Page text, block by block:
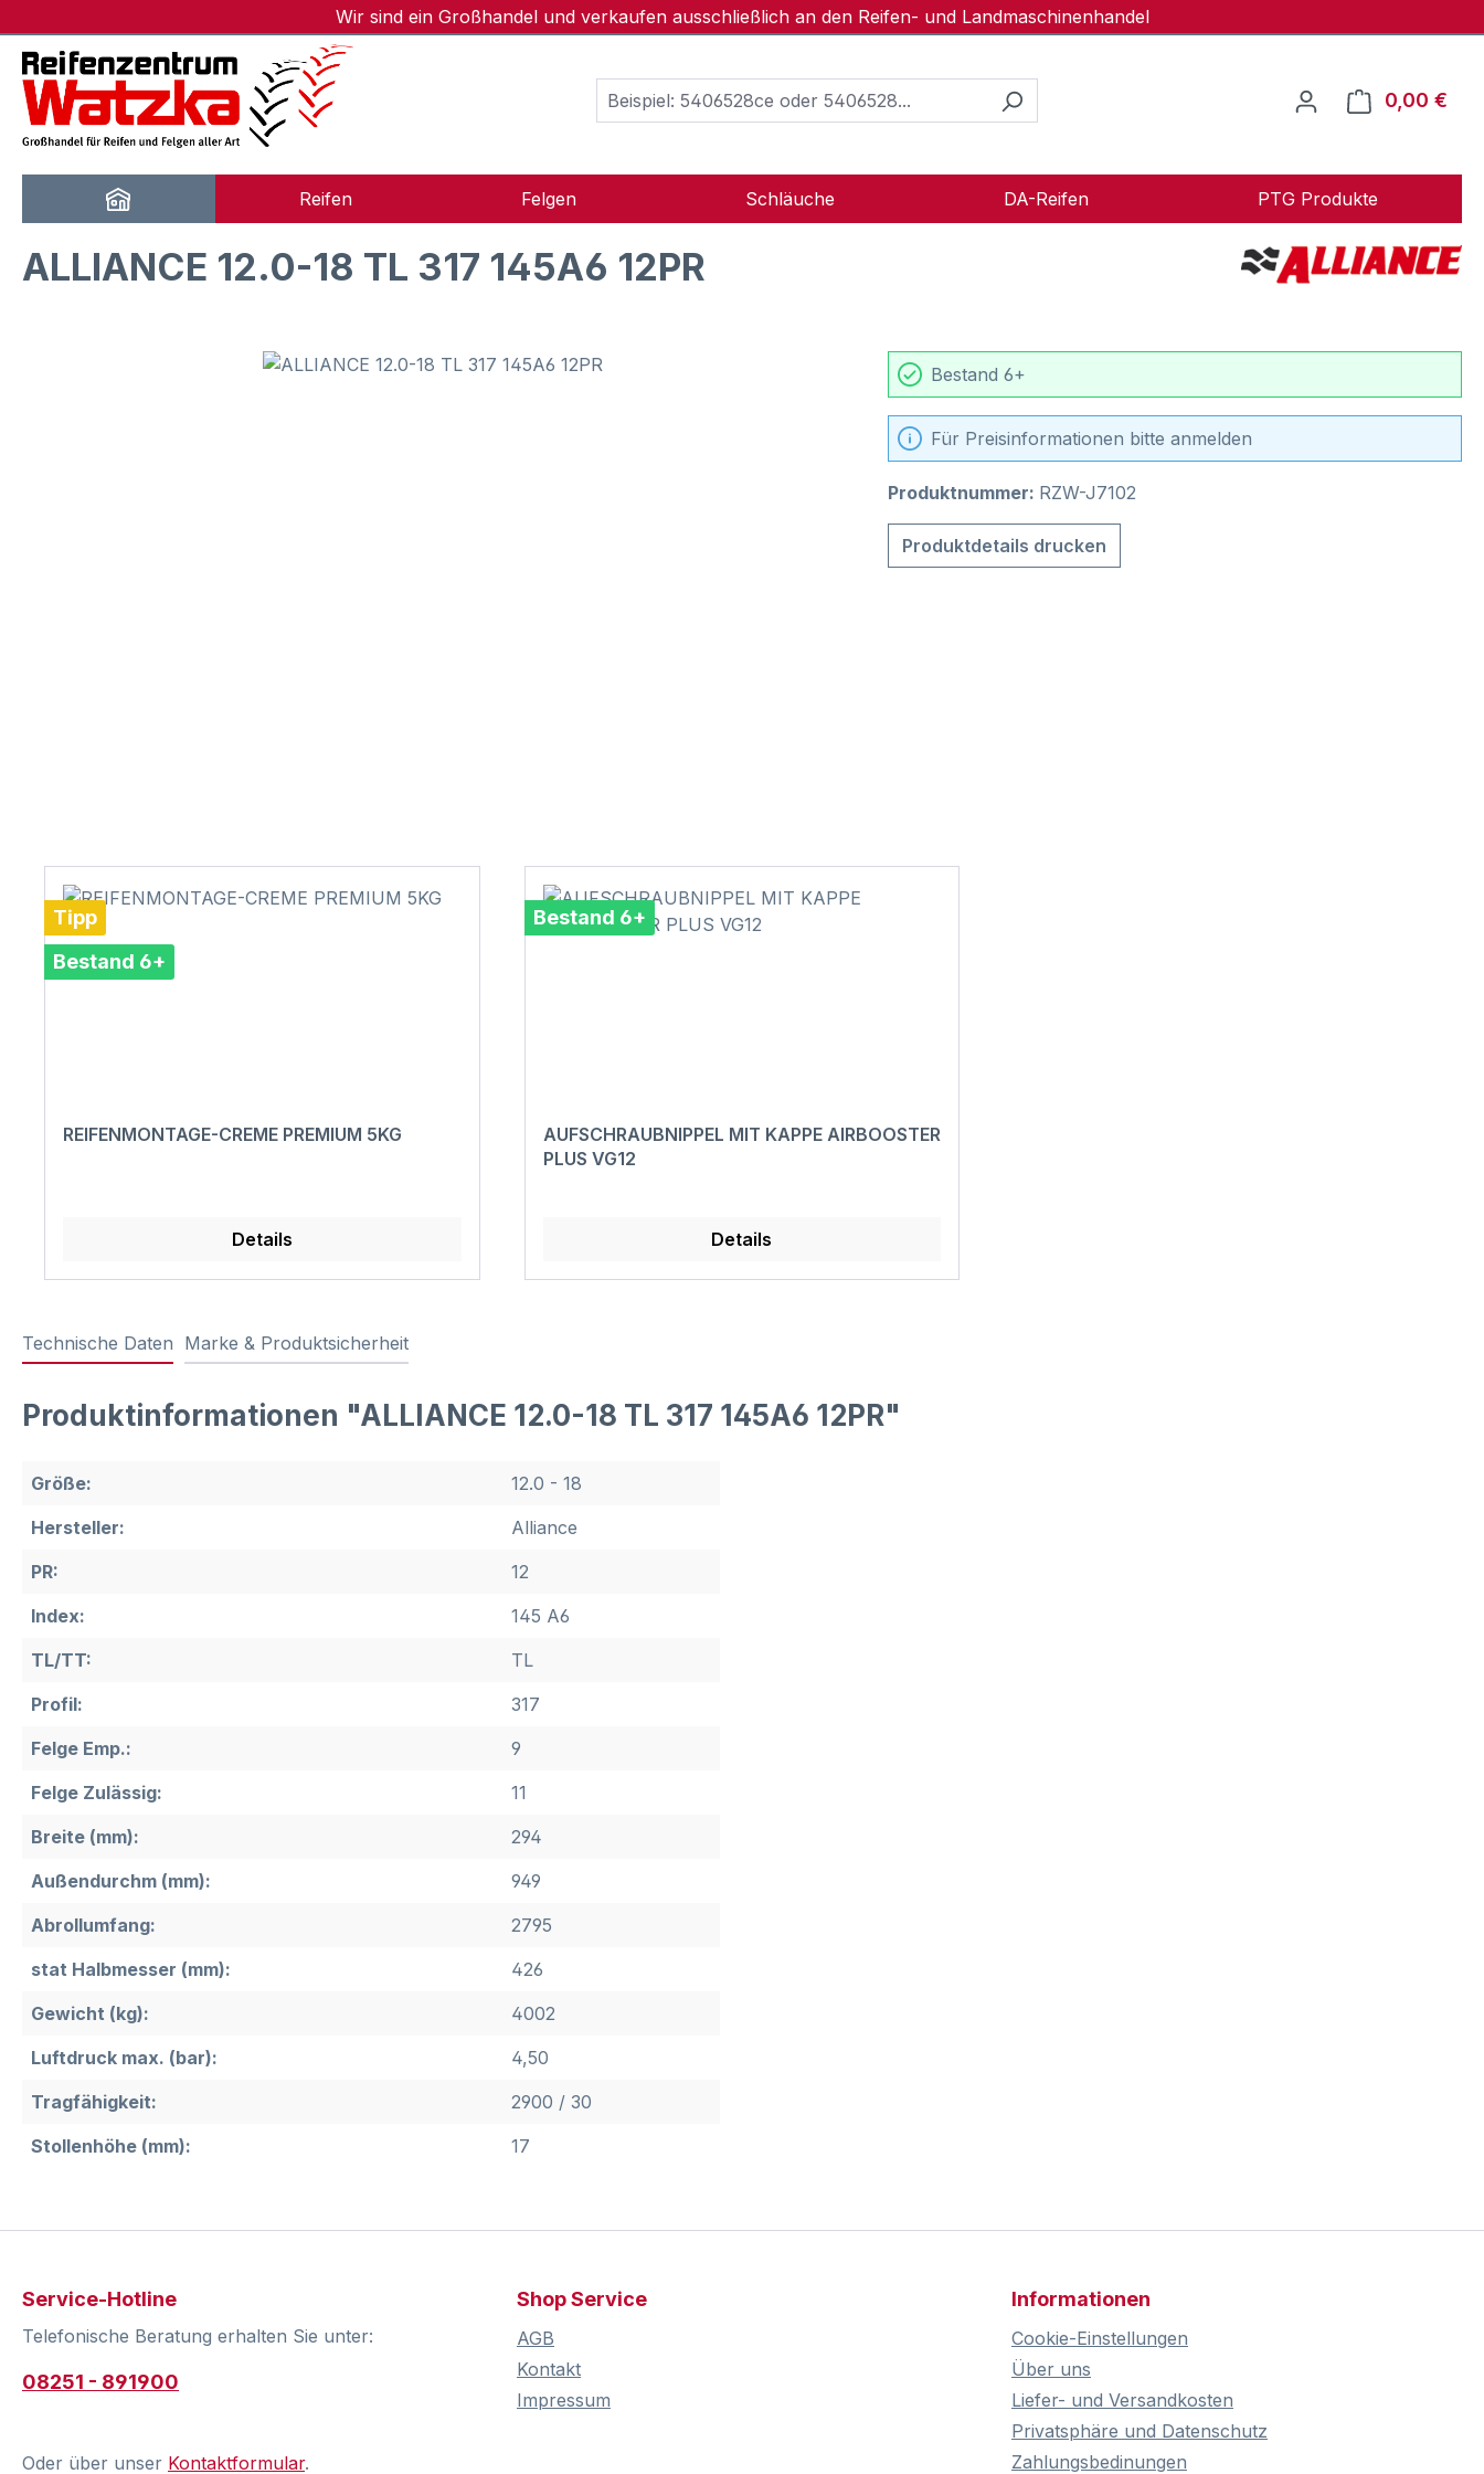
Wir sind ein Großhandel und verkaufen ausschließlich an den Reifen- und Landmaschinenhandel
0,00 €
Reifen Felgen Schläuche DA-Reifen PTG Produkte
ALLIANCE 12.0-18 TL 317 145A6 12PR
Bestand 6+
Für Preisinformationen bitte anmelden
Produktnummer: RZW-J7102
Produktdetails drucken
Tipp
Bestand 6+
REIFENMONTAGE-CREME PREMIUM 5KG
Details
Bestand 6+
AUFSCHRAUBNIPPEL MIT KAPPE AIRBOOSTER
PLUS VG12
Details
Technische Daten Marke & Produktsicherheit
Produktinformationen "ALLIANCE 12.0-18 TL 317 145A6 12PR"
Größe:
12.0 - 18
Hersteller:
Alliance
PR:
12
Index:
145 A6
TL/TT:
TL
Profil:
317
Felge Emp.:
9
Felge Zulässig:
11
Breite (mm):
294
Außendurchm (mm):
949
Abrollumfang:
2795
stat Halbmesser (mm):
426
Gewicht (kg):
4002
Luftdruck max. (bar):
4,50
Tragfähigkeit:
2900 / 30
Stollenhöhe (mm):
17
Service-Hotline
Telefonische Beratung erhalten Sie unter:
08251 - 891900
Oder über unser Kontaktformular.
Shop Service
AGB
Kontakt
Impressum
Informationen
Cookie-Einstellungen
Über uns
Liefer- und Versandkosten
Privatsphäre und Datenschutz
Zahlungsbedinungen